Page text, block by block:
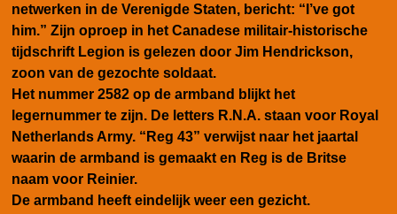
netwerken in de Verenigde Staten, bericht: “I’ve got
him.” Zijn oproep in het Canadese militair-historische
tijdschrift Legion is gelezen door Jim Hendrickson,
zoon van de gezochte soldaat.
Het nummer 2582 op de armband blijkt het
legernummer te zijn. De letters R.N.A. staan voor Royal
Netherlands Army. “Reg 43” verwijst naar het jaartal
waarin de armband is gemaakt en Reg is de Britse
naam voor Reinier.
De armband heeft eindelijk weer een gezicht.